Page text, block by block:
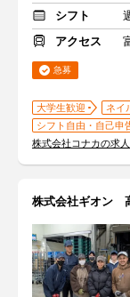
シフト
アクセス
急募
大学生歓迎 ネイ
シフト自由・自己申
株式会社コナカの求
株式会社ギオン